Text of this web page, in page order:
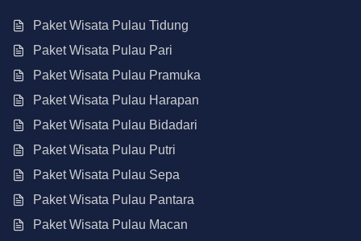
Paket Wisata Pulau Tidung
Paket Wisata Pulau Pari
Paket Wisata Pulau Pramuka
Paket Wisata Pulau Harapan
Paket Wisata Pulau Bidadari
Paket Wisata Pulau Putri
Paket Wisata Pulau Sepa
Paket Wisata Pulau Pantara
Paket Wisata Pulau Macan